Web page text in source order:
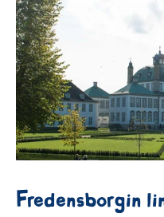
Fredensborgin